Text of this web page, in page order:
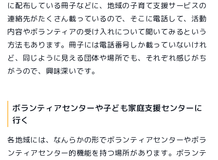
に配布している冊子などに、地域の子育て支援サービスの
連絡先がたくさん載っているので、そこに電話して、活動
内容やボランティアの受け入れについて聞いてみるという
方法もあります。冊子には電話番号しか載っていないけれ
ど、同じように見える団体や場所でも、それぞれ感じがち
がうので、興味深いです。
ボランティアセンターや子ども家庭支援センターに
行く
各地域には、なんらかの形でボランティアセンターやボラ
ンティアセンター的機能を持つ場所があります。ボランテ